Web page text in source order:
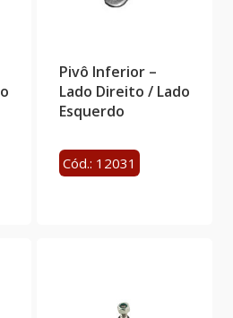
Pivô Inferior –
Lado Direito / Lado
Esquerdo
Cód.: 12031